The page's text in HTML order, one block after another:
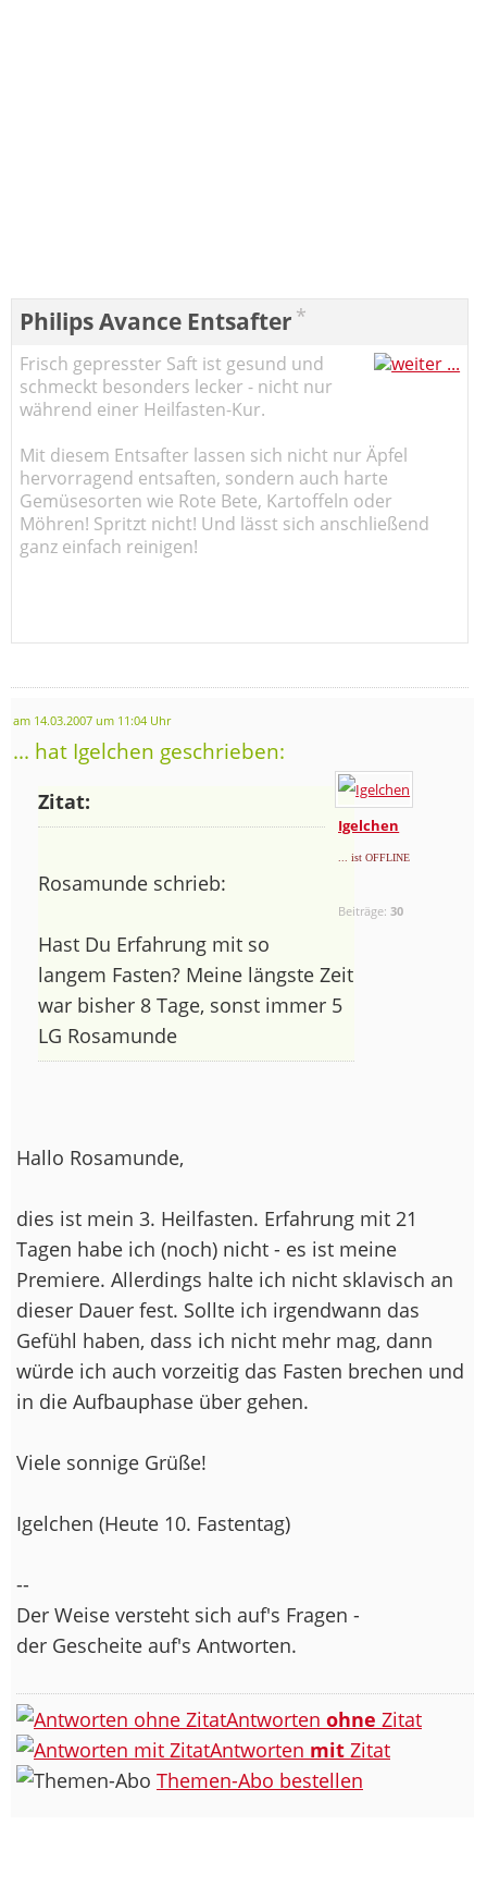
Philips Avance Entsafter *
Frisch gepresster Saft ist gesund und
schmeckt besonders lecker - nicht nur
während einer Heilfasten-Kur.
Mit diesem Entsafter lassen sich nicht nur Äpfel
hervorragend entsaften, sondern auch harte
Gemüsesorten wie Rote Bete, Kartoffeln oder
Möhren! Spritzt nicht! Und lässt sich anschließend
ganz einfach reinigen!
am 14.03.2007 um 11:04 Uhr
... hat Igelchen geschrieben:
Igelchen
... ist OFFLINE
Beiträge:30
Zitat:
Rosamunde schrieb:
Hast Du Erfahrung mit so
langem Fasten? Meine längste Zeit
war bisher 8 Tage, sonst immer 5
LG Rosamunde
Hallo Rosamunde,
dies ist mein 3. Heilfasten. Erfahrung mit 21
Tagen habe ich (noch) nicht - es ist meine
Premiere. Allerdings halte ich nicht sklavisch an
dieser Dauer fest. Sollte ich irgendwann das
Gefühl haben, dass ich nicht mehr mag, dann
würde ich auch vorzeitig das Fasten brechen und
in die Aufbauphase über gehen.
Viele sonnige Grüße!
Igelchen (Heute 10. Fastentag)
--
Der Weise versteht sich auf's Fragen -
der Gescheite auf's Antworten.
Antworten ohne Zitat
Antworten mit Zitat
Themen-Abo bestellen